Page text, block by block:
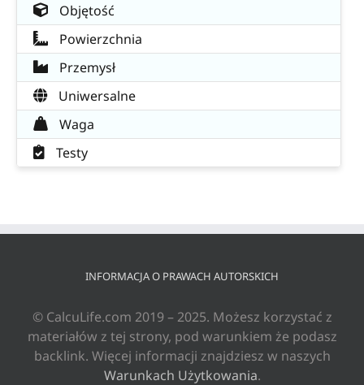
Objętość
Powierzchnia
Przemysł
Uniwersalne
Waga
Testy
INFORMACJA O PRAWACH AUTORSKICH
© CalcuLife.com 2019 – 2025. Możesz korzystać z
materiałów z tej strony, pod warunkiem że podasz
backlink. Więcej informacji znajdziesz w naszych
Warunkach Użytkowania.